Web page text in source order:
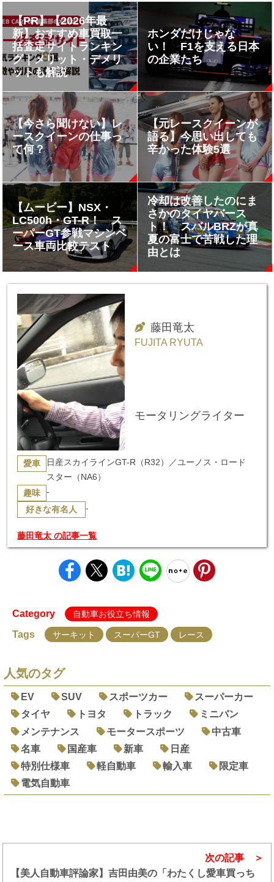
【PR】【2026年最
新】おすすめ車買取一
括査定サイトランキン
グ｜メリット・デメリ
ットも解説
ホンダだけじゃな
い！ F1を支える日本
の企業たち
【今さら聞けない】レ
ースクイーンの仕事っ
て何？
【元レースクイーンが
語る】今思い出しても
辛かった体験5選
【ムービー】NSX・
LC500h・GT-R！ ス
ーパーGT参戦マシンベ
ース車両比較テスト
冷却は改善したのにま
さかのタイヤバース
ト！ スバルBRZが真
夏の富士で苦戦した理
由とは
藤田竜太
FUJITA RYUTA
モータリングライター
愛車
日産スカイラインGT-R（R32）／ユーノス・ロード
スター（NA6）
趣味 -
好きな有名人 -
藤田竜太 の記事一覧
Category 自動車お役立ち情報
Tags サーキット スーパーGT レース
人気のタグ
EV SUV スポーツカー
スーパーカー
タイヤ
トヨタ トラック
ミニバン
メンテナンス
モータースポーツ
中古車
名車
国産車 新車
日産
特別仕様車
軽自動車 輸入車
限定車
電気自動車
次の記事
【美人自動車評論家】吉田由美の「わたくし愛車買っち